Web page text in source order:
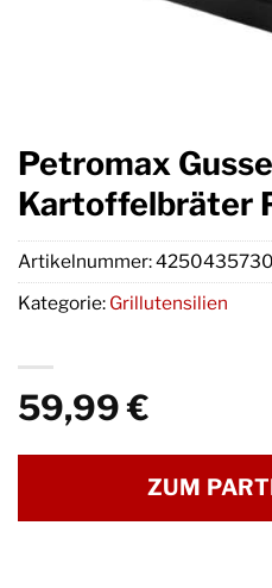
Petromax
Kartoffelbräter
59,99€
ZUM
Artikelnummer:
Kategorie: Grillutensilien